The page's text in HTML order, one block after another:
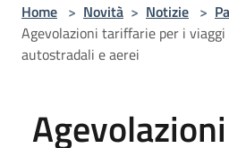
Home > Novità > Notizie >
Agevolazioni tariffarie per i
autostradali e aerei